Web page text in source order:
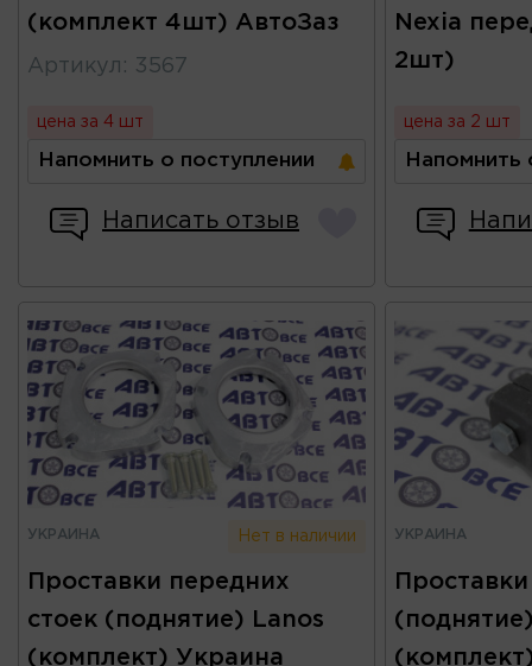
(комплект 4шт) АвтоЗаз
Артикул : 3567
цена за 4 шт
Напомнить о поступлении
Написать отзыв
Nexia
2шт)
цена за 2 шт
Напомнить
УКРАИНА Нет в наличии
Проставки передних
стоек (поднятие) Lanos
(комплект) Украина
УКРАИНА